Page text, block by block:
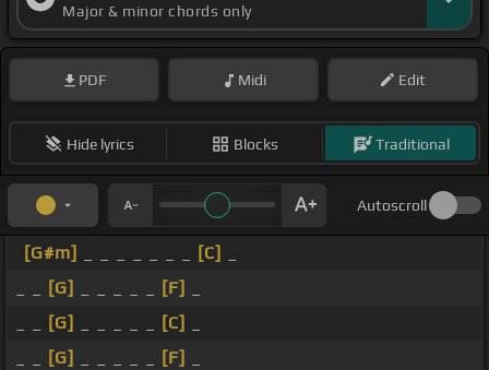
Major & minor chords only
PDF Midi Edit
Hide lyrics Blocks Traditional
Autoscroll
[G#m] [C]
[G] [F]
[G] [C]
[G] [F]